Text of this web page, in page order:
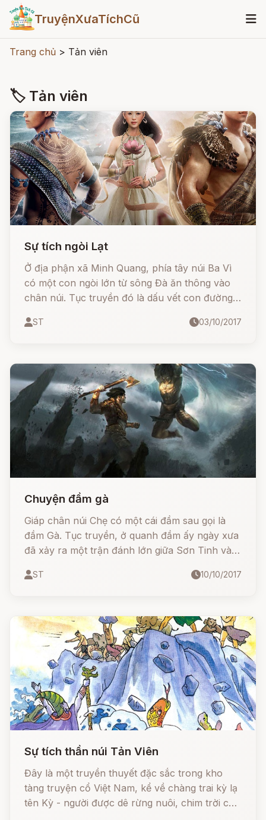
TruyệnXưaTíchCũ
Trang chủ > Tản viên
🏷 Tản viên
Sự tích ngòi Lạt
Ở địa phận xã Minh Quang, phía tây núi Ba Vì
có một con ngòi lớn từ sông Đà ăn thông vào
chân núi. Tục truyền đó là dấu vết con đường
ST 03/10/2017
Chuyện đầm gà
Giáp chân núi Chẹ có một cái đầm sau gọi là
đầm Gà. Tục truyền, ở quanh đầm ấy ngày xưa
đã xảy ra một trận đánh lớn giữa Sơn Tinh và
ST 10/10/2017
Sự tích thần núi Tản Viên
Đây là một truyền thuyết đặc sắc trong kho
tàng truyện cổ Việt Nam, kể về chàng trai kỳ lạ
tên Kỳ - người được dê rừng nuôi, chim trời che